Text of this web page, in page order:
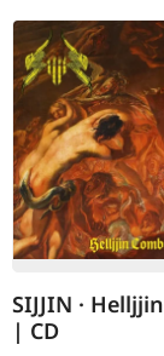
SIJJIN ·
| CD